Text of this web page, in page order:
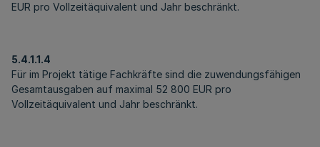
EUR pro Vollzeitäquivalent und Jahr beschränkt.
5.4.1.1.4
Für im Projekt tätige Fachkräfte sind die zuwendungsfähigen
Gesamtausgaben auf maximal 52 800 EUR pro
Vollzeitäquivalent und Jahr beschränkt.